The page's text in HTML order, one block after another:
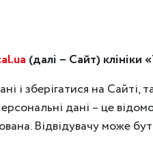
(далі – Сайт) клініки
і зберігатися на Сайті,
дані – це
Відвідувачу може